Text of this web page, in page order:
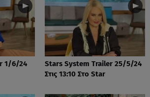
1/6/24
Stars System Trailer 25/5/24
Στις 13:10 Στο Star